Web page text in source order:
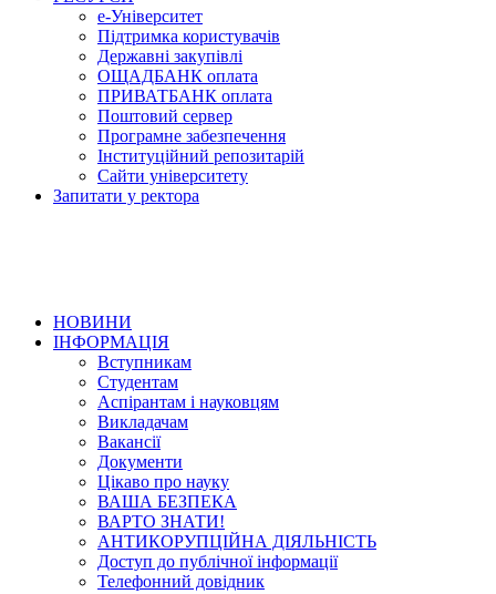
е-Університет
Підтримка користувачів
Державні закупівлі
ОЩАДБАНК оплата
ПРИВАТБАНК оплата
Поштовий сервер
Програмне забезпечення
Інституційний репозитарій
Сайти університету
Запитати у ректора
НОВИНИ
ІНФОРМАЦІЯ
Вступникам
Студентам
Аспірантам і науковцям
Викладачам
Вакансії
Документи
Цікаво про науку
ВАША БЕЗПЕКА
ВАРТО ЗНАТИ!
АНТИКОРУПЦІЙНА ДІЯЛЬНІСТЬ
Доступ до публічної інформації
Телефонний довідник